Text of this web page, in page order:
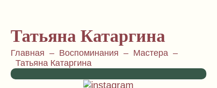
Татьяна Катаргина
Главная – Воспоминания – Мастера –
Татьяна Катаргина